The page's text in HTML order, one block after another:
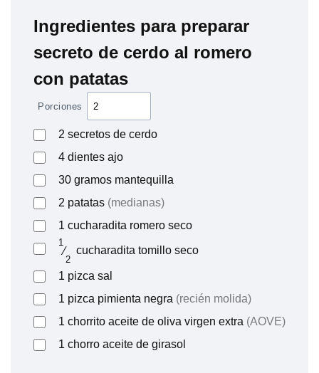
Ingredientes para preparar
secreto de cerdo al romero
con patatas
Porciones
2 secretos de cerdo
4 dientes ajo
30 gramos mantequilla
2 patatas (medianas)
1 cucharadita romero seco
1
⁄
2
cucharadita tomillo seco
1 pizca sal
1 pizca pimienta negra (recién molida)
1 chorrito aceite de oliva virgen extra (AOVE)
1 chorro aceite de girasol